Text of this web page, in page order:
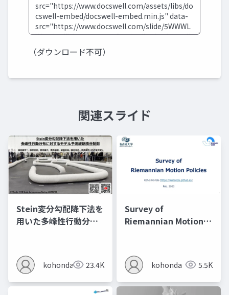
（ダウンロード不可）
関連スライド
Stein変分勾配降下法を
用いた多峰性行動分布
kohonda 23.4K
Survey of
Riemannian Motion
kohonda 5.5K